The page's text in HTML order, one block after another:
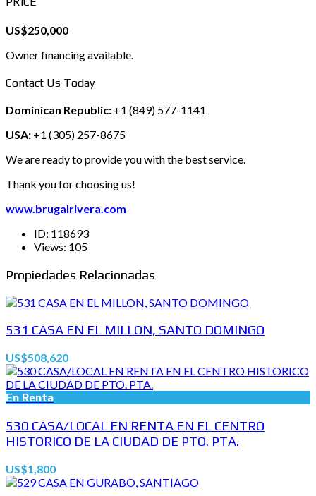
US$250,000
Owner financing available.
Contact Us Today
Dominican Republic: +1 (849) 577-1141
USA: +1 (305) 257-8675
We are ready to provide you with the best service.
Thank you for choosing us!
www.brugalrivera.com
ID: 118693
Views: 105
Propiedades Relacionadas
531 CASA EN EL MILLON, SANTO DOMINGO
US$508,620
En Renta
530 CASA/LOCAL EN RENTA EN EL CENTRO
HISTORICO DE LA CIUDAD DE PTO. PTA.
US$1,800